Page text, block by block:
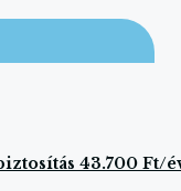
43.700 Ft/